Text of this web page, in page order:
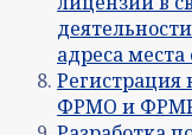
адреса
ФРМО и